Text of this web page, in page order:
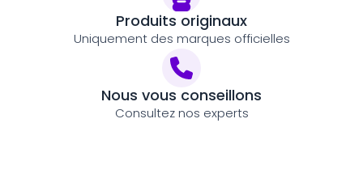
Produits originaux
Uniquement des marques officielles
Nous vous conseillons
Consultez nos experts